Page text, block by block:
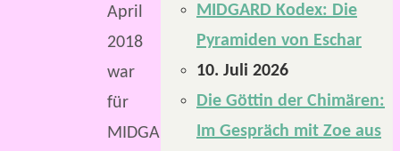
April
2018
war
für
MIDGARD
MIDGARD Kodex: Die
Pyramiden von Eschar
10. Juli 2026
Die Göttin der Chimären:
Im Gespräch mit Zoe aus